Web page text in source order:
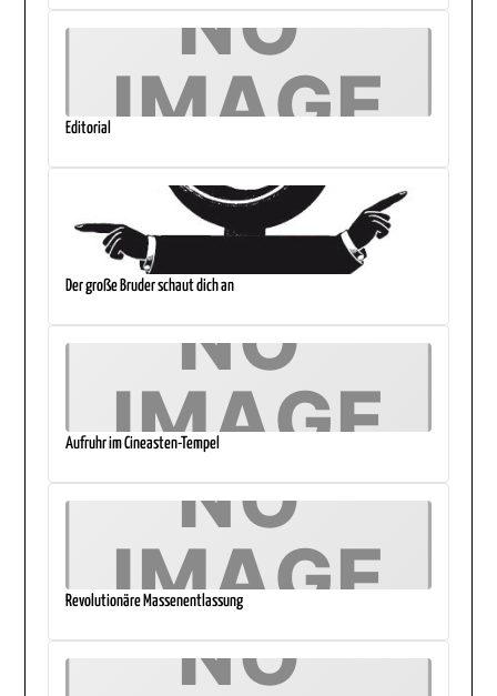
Editorial
Der große Bruder schaut dich an
Aufruhr im Cineasten-Tempel
Revolutionäre Massenentlassung